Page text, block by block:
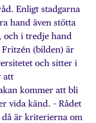
Enligt stadgarna
hand även stötta
och i tredje hand
Fritzén (bilden) är
och sitter i
att
kommer att bli
vida känd. – Rådet
då är kriterierna om